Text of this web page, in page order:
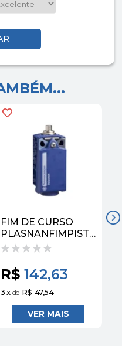
FIM DE CURSO
PLASNANFIMPISTAO
EM ACO
SCHNEIDER
R$ 142,63
3x de R$ 47,54